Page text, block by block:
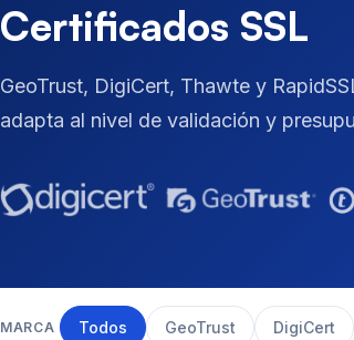
Certificados SSL
GeoTrust, DigiCert, Thawte y
adapta al nivel de validación y
MARCA Todos GeoTrust DigiCert